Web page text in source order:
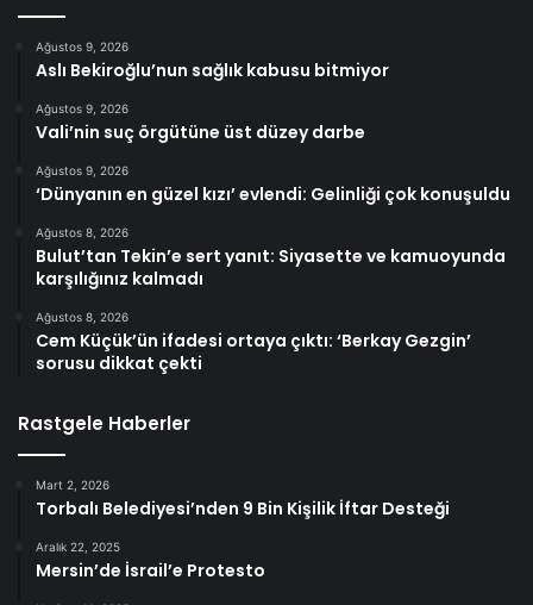
Ağustos 9, 2026
Aslı Bekiroğlu’nun sağlık kabusu bitmiyor
Ağustos 9, 2026
Vali’nin suç örgütüne üst düzey darbe
Ağustos 9, 2026
‘Dünyanın en güzel kızı’ evlendi: Gelinliği çok konuşuldu
Ağustos 8, 2026
Bulut’tan Tekin’e sert yanıt: Siyasette ve kamuoyunda
karşılığınız kalmadı
Ağustos 8, 2026
Cem Küçük’ün ifadesi ortaya çıktı: ‘Berkay Gezgin’
sorusu dikkat çekti
Rastgele Haberler
Mart 2, 2026
Torbalı Belediyesi’nden 9 Bin Kişilik İftar Desteği
Aralık 22, 2025
Mersin’de İsrail’e Protesto